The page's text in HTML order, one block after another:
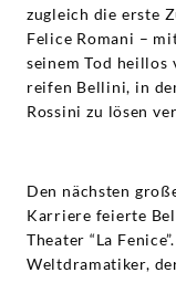
zugleich die erste
Felice Romani –
seinem Tod heillos
reifen Bellini, in
Rossini zu lösen
Den nächsten
Karriere feierte
Theater “La
Weltdramatiker,